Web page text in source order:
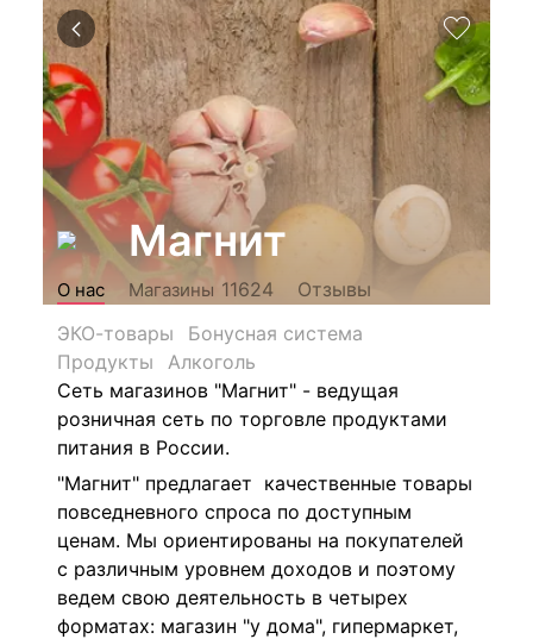
Магнит
О нас Магазины 11624
Отзывы
ЭКО-товары
Бонусная система
Продукты
Алкоголь
Сеть магазинов "Магнит" - ведущая
розничная сеть по торговле продуктами
питания в России.
"Магнит" предлагает качественные товары
повседневного спроса по доступным
ценам. Мы ориентированы на покупателей
с различным уровнем доходов и поэтому
ведем свою деятельность в четырех
форматах: магазин "у дома", гипермаркет,